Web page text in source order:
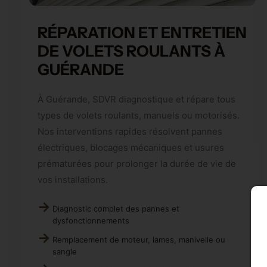
RÉPARATION ET ENTRETIEN
DE VOLETS ROULANTS À
GUÉRANDE
À Guérande, SDVR diagnostique et répare tous
types de volets roulants, manuels ou motorisés.
Nos interventions rapides résolvent pannes
électriques, blocages mécaniques et usures
prématurées pour prolonger la durée de vie de
vos installations.
Diagnostic complet des pannes et
dysfonctionnements
Remplacement de moteur, lames, manivelle ou
sangle